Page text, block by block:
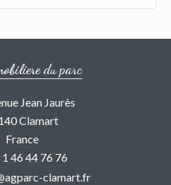
du parc
Jean Jaurès
Clamart
France
46 44 76 76
clamart.fr